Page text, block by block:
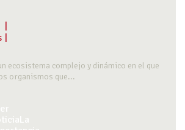
ecosistema complejo y dinámico en el que
organismos que...